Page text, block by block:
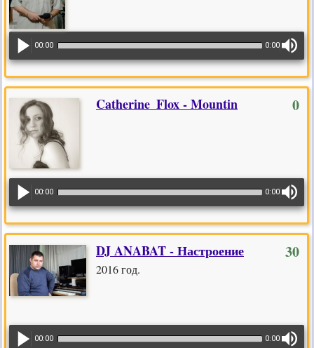
00:00 0:00
0
Catherine_Flox - Mountin
00:00 0:00
30
DJ ANABAT - Настроение
2016 год.
00:00 0:00